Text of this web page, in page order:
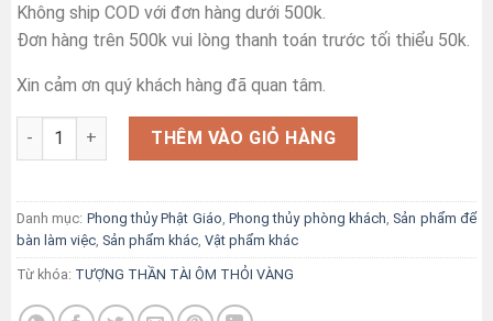
Không ship COD với đơn hàng dưới 500k.
Đơn hàng trên 500k vui lòng thanh toán trước tối thiểu 50k.
Xin cảm ơn quý khách hàng đã quan tâm.
TƯỢNG THẦN TÀI ÔM THỎI VÀNG số lượng
THÊM VÀO GIỎ HÀNG
Danh mục: Phong thủy Phật Giáo ,Phong thủy phòng khách ,Sản phẩm để
bàn làm việc Sản phẩm khác Vật phẩm khác
Từ khóa: TƯỢNG THẦN TÀI ÔM THỎI VÀNG